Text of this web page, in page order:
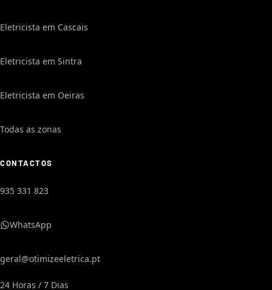
Eletricista em Cascais
Eletricista em Sintra
Eletricista em Oeiras
Todas as zonas
CONTACTOS
935 331 823
WhatsApp
geral@otimizeeletrica.pt
24 Horas / 7 Dias